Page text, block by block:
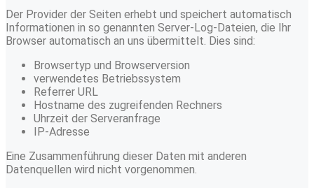
Der Provider der Seiten erhebt und speichert automatisch
Informationen in so genannten Server-Log-Dateien, die Ihr
Browser automatisch an uns übermittelt. Dies sind:
Browsertyp und Browserversion
verwendetes Betriebssystem
Referrer URL
Hostname des zugreifenden Rechners
Uhrzeit der Serveranfrage
IP-Adresse
Eine Zusammenführung dieser Daten mit anderen
Datenquellen wird nicht vorgenommen.